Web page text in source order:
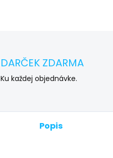
DARČEK ZDARMA
Ku každej objednávke.
Popis